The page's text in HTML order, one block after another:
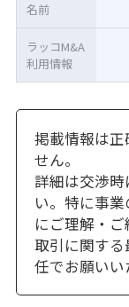
名前
ラッコM&A
利用情報
掲載情報は
せん。
詳細は交渉
い。特に事
にご理解・ご
取引に関す
任でお願いい